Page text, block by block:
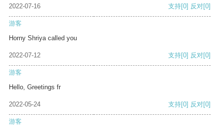
2022-07-16 支持[0] 反对[0]
游客
Horny Shriya called you
2022-07-12 支持[0] 反对[0]
游客
Hello, Greetings fr
2022-05-24 支持[0] 反对[0]
游客